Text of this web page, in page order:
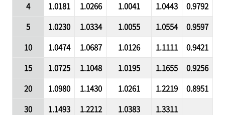
4
1.0181 1.0266 1.0041 1.0443
0.9792
5
1.0230 1.0334 1.0055 1.0554
0.9597
10
1.0474 1.0687 1.0126 1.1111
0.9421
15
1.0725 1.1048 1.0195 1.1655
0.9256
20
1.0980 1.1430 1.0261 1.2219
0.8951
30
1.1493 1.2212 1.0383
1.3311